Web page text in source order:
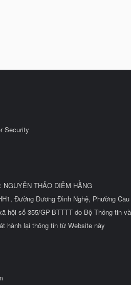
Security
NGUYỄN THẢO DIỄM HẰNG
Đường Dương Đình Nghệ, Phường
hội số 355/GP-BTTTT do Bộ Thông tin
hành lại thông tin từ Website này